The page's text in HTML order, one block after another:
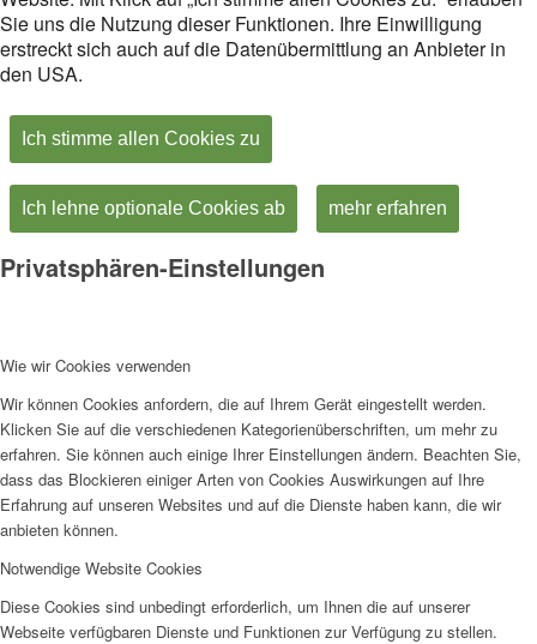
Sie uns die Nutzung dieser Funktionen. Ihre Einwilligung
erstreckt sich auch auf die Datenübermittlung an Anbieter in
den USA.
Ich stimme allen Cookies zu
Ich lehne optionale Cookies ab mehr erfahren
Privatsphären-Einstellungen
Wie wir Cookies verwenden
Wir können Cookies anfordern, die auf Ihrem Gerät eingestellt werden.
Klicken Sie auf die verschiedenen Kategorienüberschriften, um mehr zu
erfahren. Sie können auch einige Ihrer Einstellungen ändern. Beachten Sie,
dass das Blockieren einiger Arten von Cookies Auswirkungen auf Ihre
Erfahrung auf unseren Websites und auf die Dienste haben kann, die wir
anbieten können.
Notwendige Website Cookies
Diese Cookies sind unbedingt erforderlich, um Ihnen die auf unserer
Webseite verfügbaren Dienste und Funktionen zur Verfügung zu stellen.